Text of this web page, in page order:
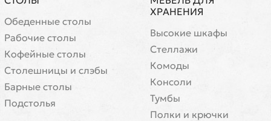
Обеденные столы
Рабочие столы
Кофейные столы
Cтолешницы и слэбы
Барные столы
Подстолья
ХРАНЕНИЯ
Высокие шкафы
Стеллажи
Комоды
Консоли
Тумбы
Полки и крючки